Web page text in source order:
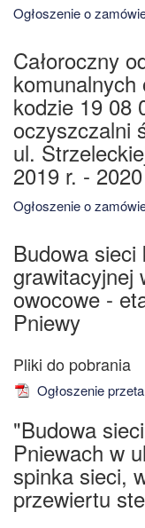
Ogłoszenie o
Całoroczny
kodzie 19 08
oczyszczalni
ul.
2019 r. -
Ogłoszenie o
Budowa
grawitacyjnej
owocowe -
Pniewy
Ogłoszenie
"Budowa
Pniewach w
spinka sieci,
przewiertu